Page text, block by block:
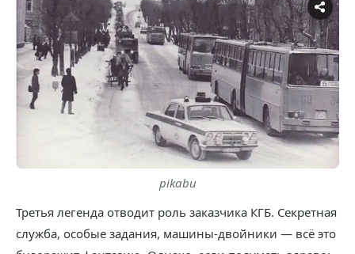
pikabu
Третья легенда отводит роль заказчика КГБ. Секретная
служба, особые задания, машины-двойники — всё это